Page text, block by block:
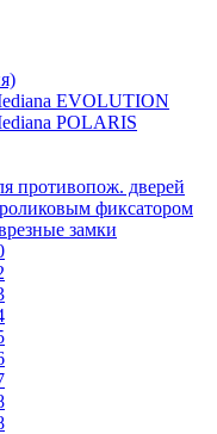
EVOLUTION
POLARIS
противопож. дверей
фиксатором
замки